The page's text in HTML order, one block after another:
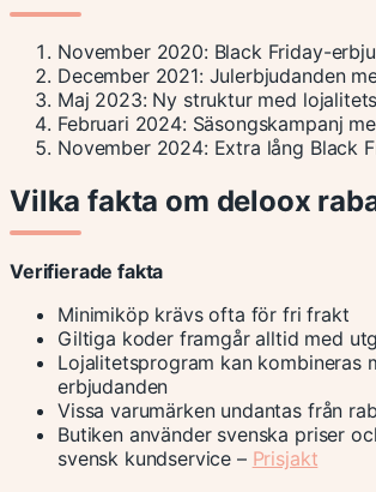
November 2020:Black Friday-
December 2021:Julerbjudanden
Maj 2023:Ny struktur med
Februari 2024:Säsongskampanj
November 2024:Extra lång Black
Vilka fakta om deloox
Verifierade fakta
Minimiköp krävs ofta för fri frakt
Giltiga koder framgår alltid med
Lojalitetsprogram kan kombineras
erbjudanden
Vissa varumärken undantas från
Butiken använder svenska priser
svensk kundservice – Prisjakt